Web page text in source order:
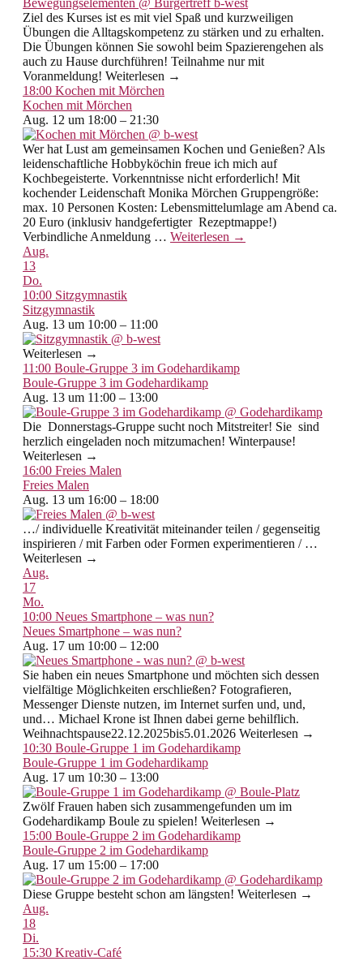
Ziel des Kurses ist es mit viel Spaß und kurzweiligen
Übungen die Alltagskompetenz zu stärken und zu erhalten.
Die Übungen können Sie sowohl beim Spazierengehen als
auch zu Hause durchführen! Teilnahme nur mit
Voranmeldung! Weiterlesen →
18:00 Kochen mit Mörchen
Kochen mit Mörchen
Aug. 12 um 18:00 – 21:30
Wer hat Lust am gemeinsamen Kochen und Genießen? Als
leidenschaftliche Hobbyköchin freue ich mich auf
Kochbegeisterte. Vorkenntnisse nicht erforderlich! Mit
kochender Leidenschaft Monika Mörchen Gruppengröße:
max. 10 Personen Kosten: Lebensmittelumlage am Abend ca.
20 Euro (inklusiv handgefertigter Rezeptmappe!)
Verbindliche Anmeldung … Weiterlesen →
Aug.
13
Do.
10:00 Sitzgymnastik
Sitzgymnastik
Aug. 13 um 10:00 – 11:00
Weiterlesen →
11:00 Boule-Gruppe 3 im Godehardikamp
Boule-Gruppe 3 im Godehardikamp
Aug. 13 um 11:00 – 13:00
Die Donnerstags-Gruppe sucht noch Mitstreiter! Sie sind
herzlich eingeladen noch mitzumachen! Winterpause!
Weiterlesen →
16:00 Freies Malen
Freies Malen
Aug. 13 um 16:00 – 18:00
…/ individuelle Kreativität miteinander teilen / gegenseitig
inspirieren / mit Farben oder Formen experimentieren / …
Weiterlesen →
Aug.
17
Mo.
10:00 Neues Smartphone – was nun?
Neues Smartphone – was nun?
Aug. 17 um 10:00 – 12:00
Sie haben ein neues Smartphone und möchten sich dessen
vielfältige Möglichkeiten erschließen? Fotografieren,
Messenger Dienste nutzen, im Internet surfen und, und,
und… Michael Krone ist Ihnen dabei gerne behilflich.
Weihnachtspause22.12.2025bis5.01.2026 Weiterlesen →
10:30 Boule-Gruppe 1 im Godehardikamp
Boule-Gruppe 1 im Godehardikamp
Aug. 17 um 10:30 – 13:00
Zwölf Frauen haben sich zusammengefunden um im
Godehardikamp Boule zu spielen! Weiterlesen →
15:00 Boule-Gruppe 2 im Godehardikamp
Boule-Gruppe 2 im Godehardikamp
Aug. 17 um 15:00 – 17:00
Diese Gruppe besteht schon am längsten! Weiterlesen →
Aug.
18
Di.
15:30 Kreativ-Café